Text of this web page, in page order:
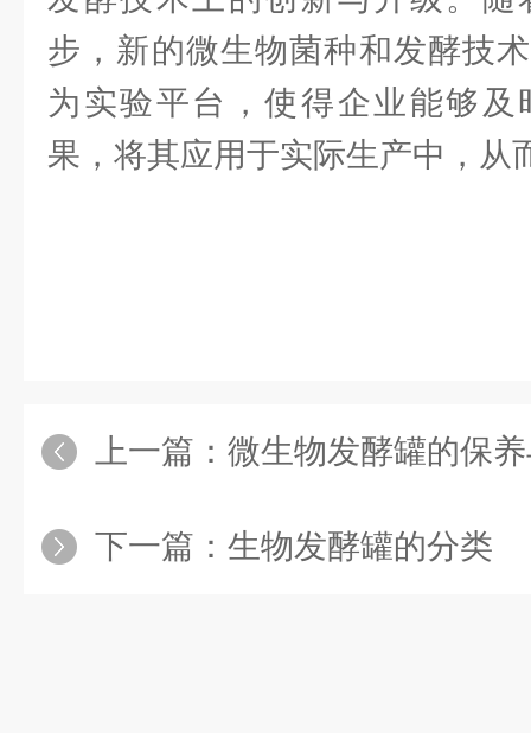
步，新的微生物菌种和发酵技
为实验平台，使得企业能够
果，将其应用于实际生产中，从
上一篇： 微生物发酵罐的保
下一篇： 生物发酵罐的分类